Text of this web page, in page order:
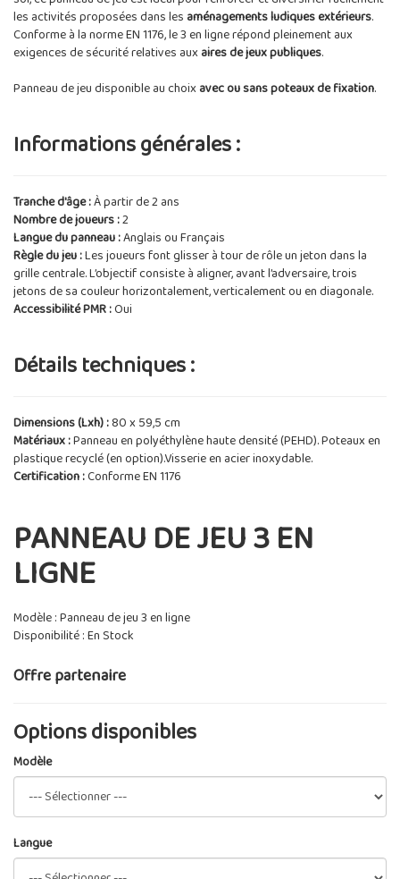
les activités proposées dans les aménagements ludiques extérieurs.
Conforme à la norme EN 1176, le 3 en ligne répond pleinement aux
exigences de sécurité relatives aux aires de jeux publiques.
Panneau de jeu disponible au choix avec ou sans poteaux de fixation.
Informations générales :
Tranche d'âge :À partir de 2 ans
Nombre de joueurs :2
Langue du panneau :Anglais ou Français
Règle du jeu :Les joueurs font glisser à tour de rôle un jeton dans la
grille centrale. L’objectif consiste à aligner, avant l’adversaire, trois
jetons de sa couleur horizontalement, verticalement ou en diagonale.
Accessibilité PMR :Oui
Détails techniques :
Dimensions (Lxh) :80 x 59,5 cm
Matériaux :Panneau en polyéthylène haute densité (PEHD). Poteaux en
plastique recyclé (en option).Visserie en acier inoxydable.
Certification :Conforme EN 1176
PANNEAU DE JEU 3 EN
LIGNE
Modèle : Panneau de jeu 3 en ligne
Disponibilité : En Stock
Offre partenaire
Options disponibles
Modèle
Langue